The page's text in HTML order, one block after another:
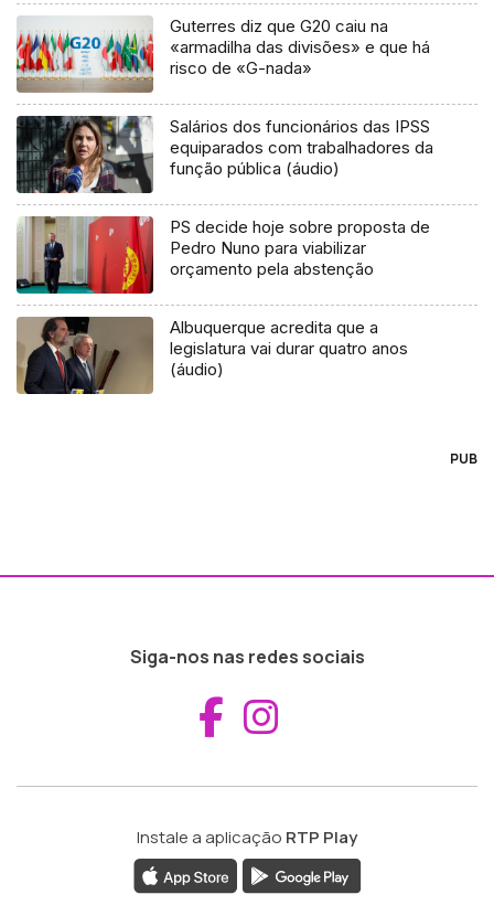
Guterres diz que G20 caiu na
«armadilha das divisões» e que há
risco de «G-nada»
Salários dos funcionários das IPSS
equiparados com trabalhadores da
função pública (áudio)
PS decide hoje sobre proposta de
Pedro Nuno para viabilizar
orçamento pela abstenção
Albuquerque acredita que a
legislatura vai durar quatro anos
(áudio)
PUB
Siga-nos nas redes sociais
Aceder ao
Instale a aplicação RTP Play